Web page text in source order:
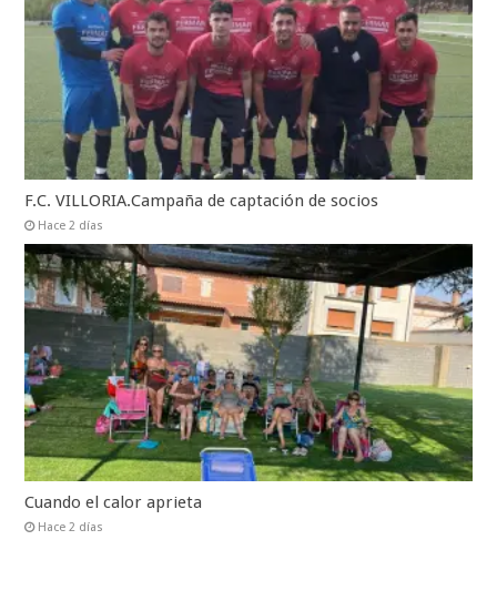
F.C. VILLORIA.Campaña de captación de socios
Hace 2 días
Cuando el calor aprieta
Hace 2 días